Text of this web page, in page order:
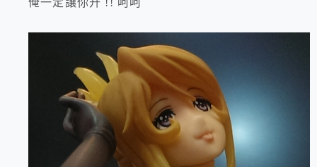
俺一定讓你升 !! 呵呵